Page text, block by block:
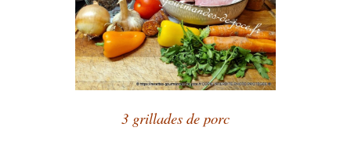
3 grillades de porc